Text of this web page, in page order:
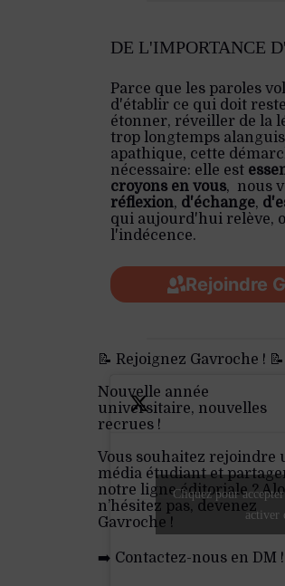
DE L'IMPORTANCE
Parce que les paroles
d'établir ce qui doit
étonner, réveiller de la
trop longtemps
apathique, cette
nécessaire: elle est
croyons en vous, nous
réflexion, d'échange,
qui aujourd'hui relève,
l'indécence.
Rejoindre
📝 Rejoignez Gavroche ! 📝
Nouvelle année
universitaire, nouvelles
recrues !
Vous souhaitez rejoindre
média étudiant et
notre ligne éditoriale ?
n’hésitez pas, devenez
Gavroche !
➡️ Contactez-nous en DM !
Cliquez pour
activer